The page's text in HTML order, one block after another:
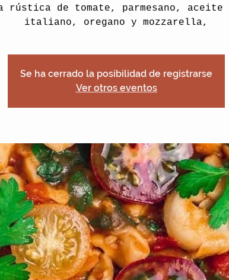
rústica de tomate, parmesano,
italiano, oregano y mozzarella,
Se ha cerrado la posibilidad de registrarse
Ver otros eventos